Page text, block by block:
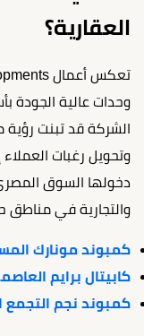
العقارية؟
وحدات عالية الجودة
الشركة قد تبنت رؤية
وتحويل رغبات
دخولها السوق
والتجارية في مناطق
كمبوند مونارك
كابيتال برايم
كمبوند نجم التجمع